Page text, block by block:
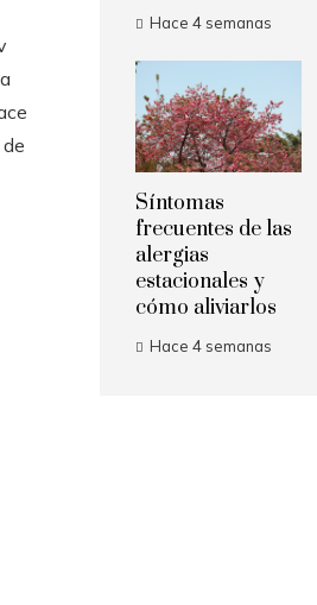
Hace 4 semanas
Síntomas
frecuentes de las
alergias
estacionales y
cómo aliviarlos
Hace 4 semanas